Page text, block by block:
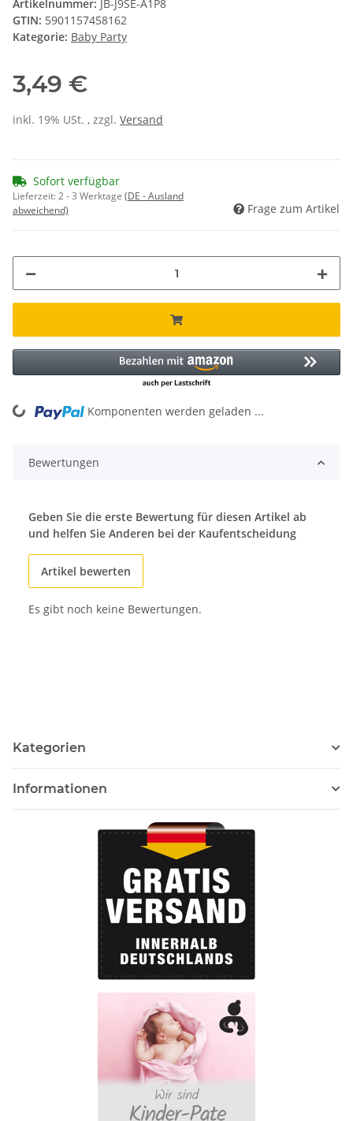
Artikelnummer: JB-J9SE-A1P8
GTIN: 5901157458162
Kategorie: Baby Party
3,49 €
inkl. 19% USt. , zzgl. Versand
Sofort verfügbar
Lieferzeit:2 - 3 Werktage (DE - Ausland
abweichend)
Frage zum Artikel
Komponenten werden geladen ...
Bewertungen
Geben Sie die erste Bewertung für diesen Artikel ab
und helfen Sie Anderen bei der Kaufentscheidung
Artikel bewerten
Es gibt noch keine Bewertungen.
Kategorien
Informationen